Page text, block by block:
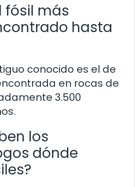
fósil más
hasta
conocido es el de
en rocas de
3.500
los
dónde